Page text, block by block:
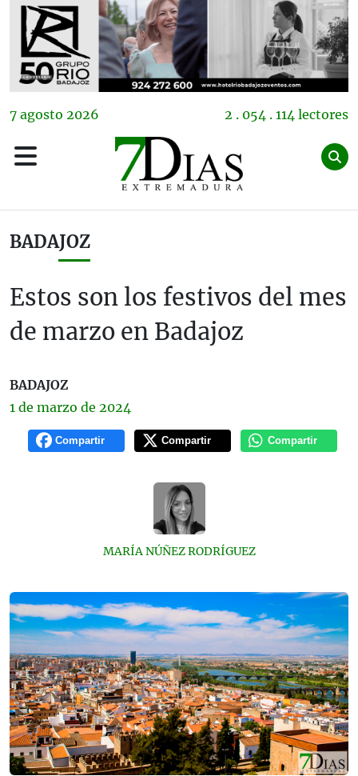
7 agosto 2026 2 . 054 . 114 lectores
BADAJOZ
Estos son los festivos del mes
de marzo en Badajoz
BADAJOZ
1 de marzo de 2024
Compartir Compartir Compartir
MARÍA NÚÑEZ RODRÍGUEZ